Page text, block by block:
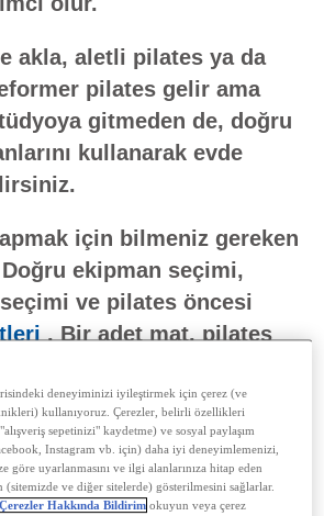
akla, aletli pilates ya da
pilates gelir ama
gitmeden de, doğru
kullanarak evde
için bilmeniz gereken
ekipman seçimi,
ve pilates öncesi
. Bir adet mat, pilates
ile evinizdeki
çıkmadan pilates
deneyiminizi iyileştirmek için çerez (ve
kullanıyoruz. Çerezler, belirli özellikleri
sepetinizi" kaydetme) ve sosyal paylaşım
Instagram vb. için) daha iyi deneyimlemenizi,
göre uyarlanmasını ve ilgi alanlarınıza hitap eden
(sitemizde ve diğer sitelerde) gösterilmesini sağlarlar.
Çerezler Hakkında Bildirim okuyun veya çerez